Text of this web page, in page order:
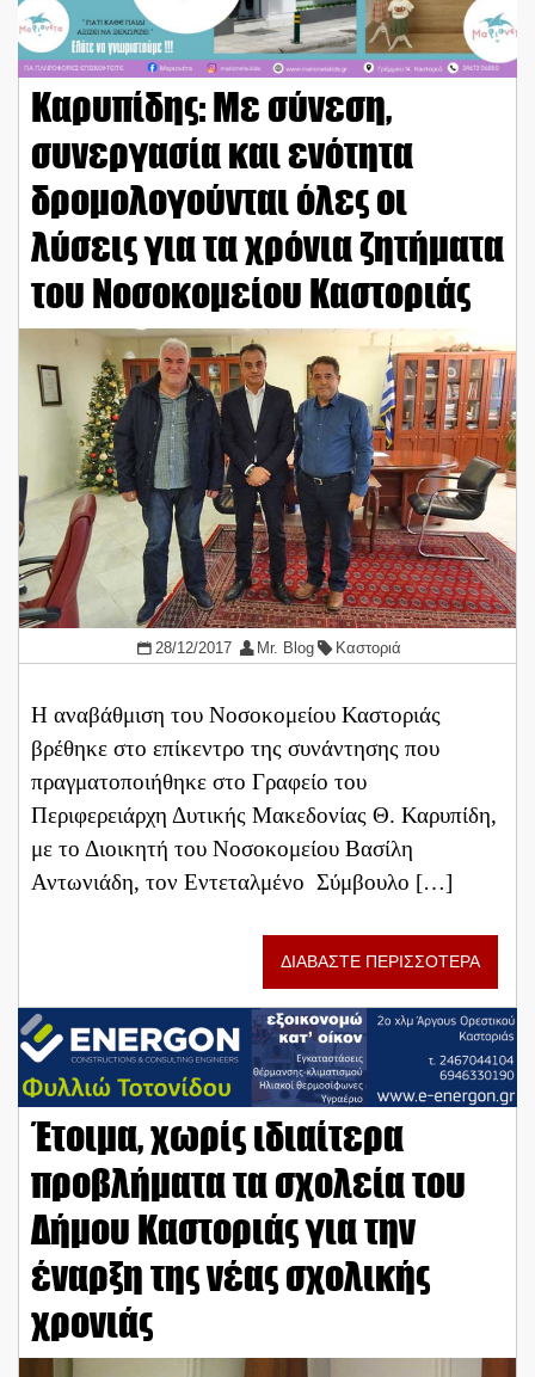
Καρυπίδης: Με σύνεση,
συνεργασία και ενότητα
δρομολογούνται όλες οι
λύσεις για τα χρόνια ζητήματα
του Νοσοκομείου Καστοριάς
28/12/2017 Mr. Blog Καστοριά
Η αναβάθμιση του Νοσοκομείου Καστοριάς
βρέθηκε στο επίκεντρο της συνάντησης που
πραγματοποιήθηκε στο Γραφείο του
Περιφερειάρχη Δυτικής Μακεδονίας Θ. Καρυπίδη,
με το Διοικητή του Νοσοκομείου Βασίλη
Αντωνιάδη, τον Εντεταλμένο Σύμβουλο […]
ΔΙΑΒΑΣΤΕ ΠΕΡΙΣΣΟΤΕΡΑ
Έτοιμα, χωρίς ιδιαίτερα
προβλήματα τα σχολεία του
Δήμου Καστοριάς για την
έναρξη της νέας σχολικής
χρονιάς